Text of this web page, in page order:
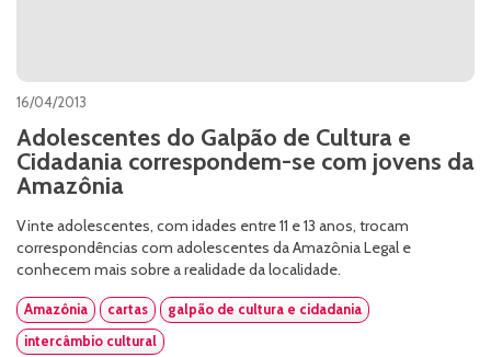
16/04/2013
Adolescentes do Galpão de Cultura e
Cidadania correspondem-se com jovens da
Amazônia
Vinte adolescentes, com idades entre 11 e 13 anos, trocam
correspondências com adolescentes da Amazônia Legal e
conhecem mais sobre a realidade da localidade.
Amazônia cartas
galpão de cultura e cidadania
intercâmbio cultural